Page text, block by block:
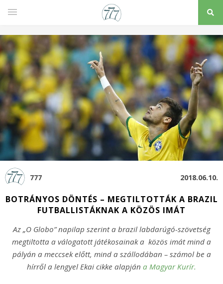
777 2018.06.10.
BOTRÁNYOS DÖNTÉS – MEGTILTOTTÁK A BRAZIL
FUTBALLISTÁKNAK A KÖZÖS IMÁT
Az „O Globo” napilap szerint a brazil labdarúgó-szövetség
megtiltotta a válogatott játékosainak a közös imát mind a
pályán a meccsek előtt, mind a szállodában – számol be a
hírről a lengyel Ekai cikke alapján a Magyar Kurír.